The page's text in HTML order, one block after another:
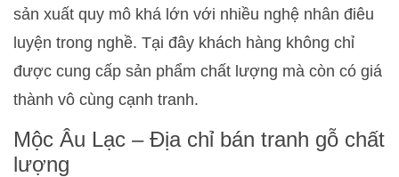
sản xuất quy mô khá lớn với nhiều nghệ nhân điêu
luyện trong nghề. Tại đây khách hàng không chỉ
được cung cấp sản phẩm chất lượng mà còn có giá
thành vô cùng cạnh tranh.
Mộc Âu Lạc – Địa chỉ bán tranh gỗ chất
lượng